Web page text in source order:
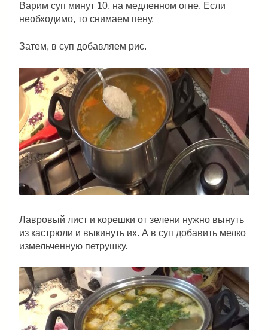
Варим суп минут 10, на медленном огне. Если
необходимо, то снимаем пену.
Затем, в суп добавляем рис.
Лавровый лист и корешки от зелени нужно вынуть
из кастрюли и выкинуть их. А в суп добавить мелко
измельченную петрушку.